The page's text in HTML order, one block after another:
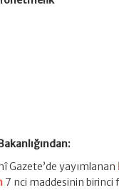
Gazete’de yayımlanan
7 nci maddesinin birinci